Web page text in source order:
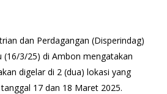
dan Perdagangan (Disperindag)
(16/3/25) di Ambon mengatakan
digelar di 2 (dua) lokasi yang
17 dan 18 Maret 2025.